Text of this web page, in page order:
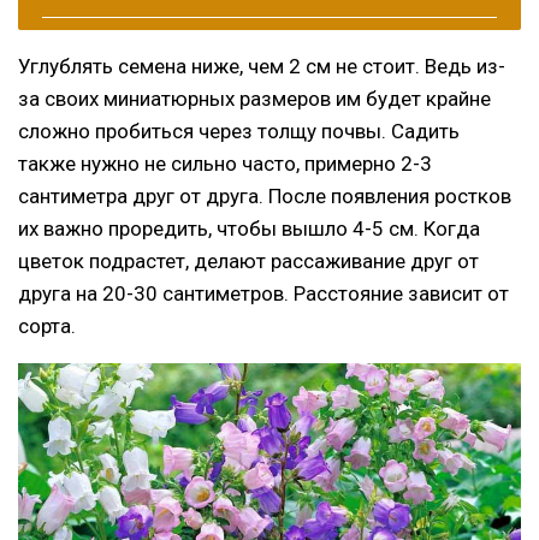
Углублять семена ниже, чем 2 см не стоит. Ведь из-
за своих миниатюрных размеров им будет крайне
сложно пробиться через толщу почвы. Садить
также нужно не сильно часто, примерно 2-3
сантиметра друг от друга. После появления ростков
их важно проредить, чтобы вышло 4-5 см. Когда
цветок подрастет, делают рассаживание друг от
друга на 20-30 сантиметров. Расстояние зависит от
сорта.